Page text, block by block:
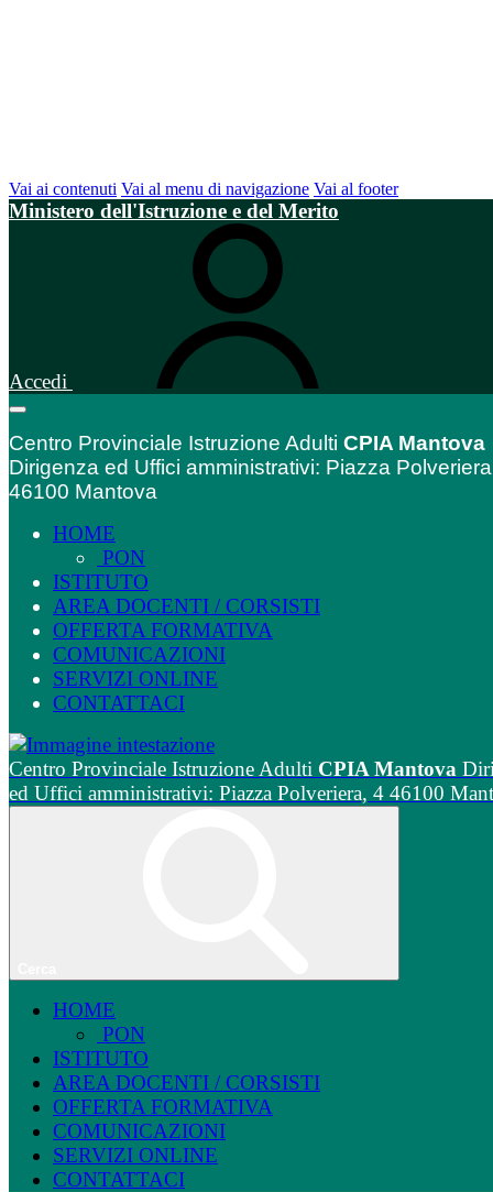
Vai ai contenuti Vai al menu di navigazione Vai al footer
Ministero dell'Istruzione e del Merito
Accedi
Centro Provinciale Istruzione Adulti CPIA Mantova
Dirigenza ed Uffici amministrativi: Piazza
46100 Mantova
HOME
PON
ISTITUTO
AREA DOCENTI / CORSISTI
OFFERTA FORMATIVA
COMUNICAZIONI
SERVIZI ONLINE
CONTATTACI
Centro Provinciale Istruzione Adulti CPIA Mantova
ed Uffici amministrativi: Piazza Polveriera, 4 46100
HOME
PON
ISTITUTO
AREA DOCENTI / CORSISTI
OFFERTA FORMATIVA
COMUNICAZIONI
SERVIZI ONLINE
CONTATTACI